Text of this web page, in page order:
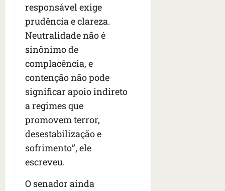
responsável exige
prudência e clareza.
Neutralidade não é
sinônimo de
complacência, e
contenção não pode
significar apoio indireto
a regimes que
promovem terror,
desestabilização e
sofrimento”, ele
escreveu.
O senador ainda